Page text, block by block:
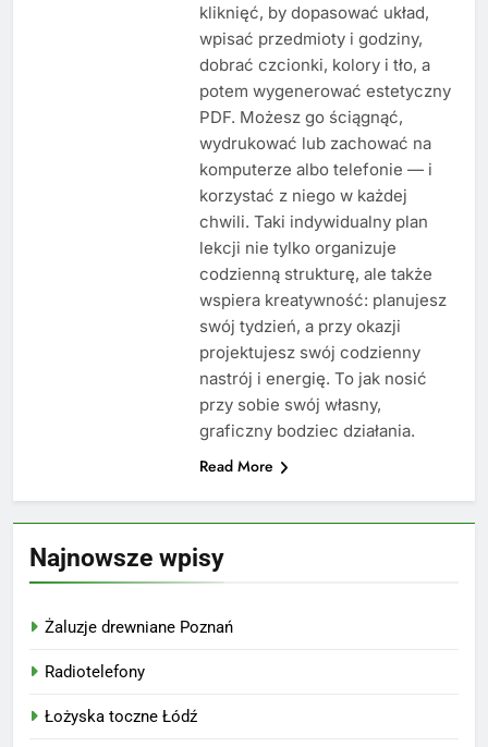
kliknięć, by dopasować układ,
wpisać przedmioty i godziny,
dobrać czcionki, kolory i tło, a
potem wygenerować estetyczny
PDF. Możesz go ściągnąć,
wydrukować lub zachować na
komputerze albo telefonie — i
korzystać z niego w każdej
chwili. Taki indywidualny plan
lekcji nie tylko organizuje
codzienną strukturę, ale także
wspiera kreatywność: planujesz
swój tydzień, a przy okazji
projektujesz swój codzienny
nastrój i energię. To jak nosić
przy sobie swój własny,
graficzny bodziec działania.
Read More
Najnowsze wpisy
Żaluzje drewniane Poznań
Radiotelefony
Łożyska toczne Łódź